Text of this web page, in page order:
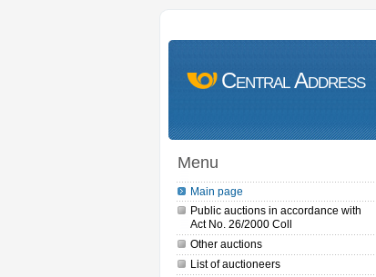
Central Address
Menu
Main page
Public auctions in accordance with
Act No. 26/2000 Coll
Other auctions
List of auctioneers